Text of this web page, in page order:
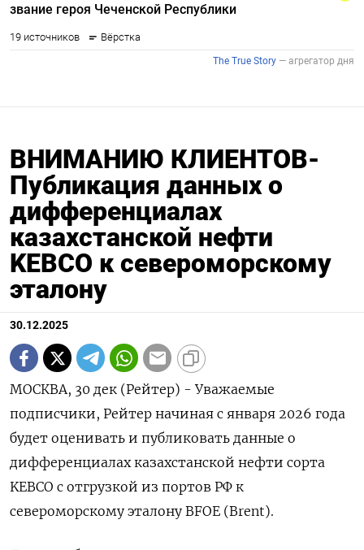
ВНИМАНИЮ КЛИЕНТОВ-
Публикация данных о
дифференциалах
казахстанской нефти
KEBCO к североморскому
эталону
30.12.2025
МОСКВА, 30 дек (Рейтер) - Уважаемые
подписчики, Рейтер начиная с января 2026 года
будет ⁠оценивать и публиковать данные о
дифференциалах казахстанской нефти сорта
KEBCO с отгрузкой из портов РФ ⁠к
североморскому ​эталону BFOE (Brent).